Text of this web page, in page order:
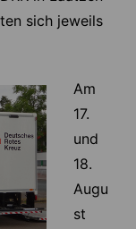
sich jeweils
Am
17.
und
18.
Augu
st